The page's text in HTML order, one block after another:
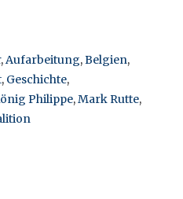
,Aufarbeitung,Belgien,
, Geschichte,
Philippe,Mark Rutte,